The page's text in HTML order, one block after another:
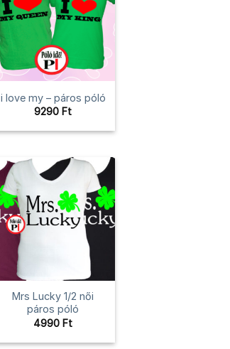
i love my – páros póló
9290 Ft
Mrs Lucky 1/2 női
páros póló
4990 Ft